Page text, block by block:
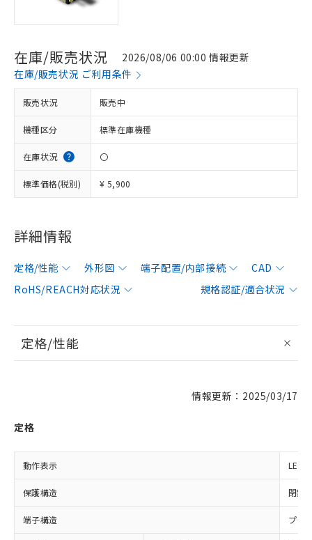
在庫/販売状況
2026/08/06 00:00 情報更新
在庫/販売状況 ご利用条件
販売状況 販売中
機種区分 標準在庫機種
在庫状況 〇
標準価格(税別) ¥ 5,900
詳細情報
定格/性能 外形図 端子配置/内部接続
CAD
RoHS/REACH対応状況
規格認証/適合状況
定格/性能
情報更新：2025/03/17
定格
動作表示 LED
保護構造 閉鎖
端子構造 プラ